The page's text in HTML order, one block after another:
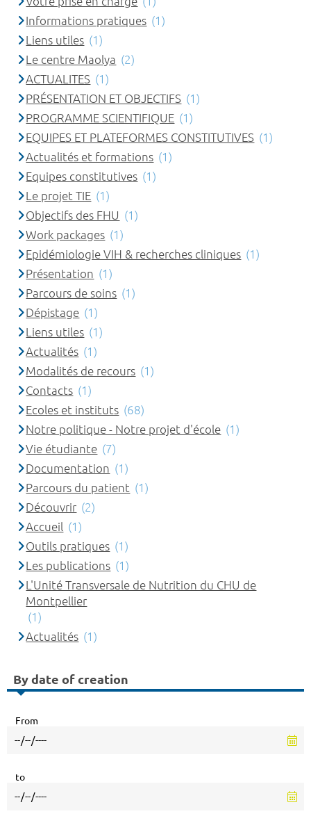
Informations pratiques (1)
Liens utiles (1)
Le centre Maolya (2)
ACTUALITES (1)
PRÉSENTATION ET OBJECTIFS (1)
PROGRAMME SCIENTIFIQUE (1)
EQUIPES ET PLATEFORMES CONSTITUTIVES (1)
Actualités et formations (1)
Equipes constitutives (1)
Le projet TIE (1)
Objectifs des FHU (1)
Work packages (1)
Epidémiologie VIH & recherches cliniques (1)
Présentation (1)
Parcours de soins (1)
Dépistage (1)
Liens utiles (1)
Actualités (1)
Modalités de recours (1)
Contacts (1)
Ecoles et instituts (68)
Notre politique - Notre projet d'école (1)
Vie étudiante (7)
Documentation (1)
Parcours du patient (1)
Découvrir (2)
Accueil (1)
Outils pratiques (1)
Les publications (1)
L'Unité Transversale de Nutrition du CHU de
Montpellier
(1)
Actualités (1)
By date of creation
From
to